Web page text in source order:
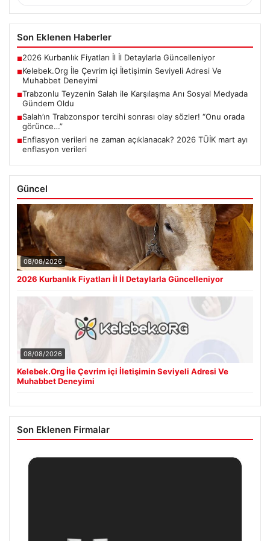
Son Eklenen Haberler
■2026 Kurbanlık Fiyatları İl İl Detaylarla Güncelleniyor
■Kelebek.Org İle Çevrim içi İletişimin Seviyeli Adresi Ve
Muhabbet Deneyimi
■Trabzonlu Teyzenin Salah ile Karşılaşma Anı Sosyal Medyada
Gündem Oldu
■Salah’ın Trabzonspor tercihi sonrası olay sözler! “Onu orada
görünce…”
■Enflasyon verileri ne zaman açıklanacak? 2026 TÜİK mart ayı
enflasyon verileri
Güncel
08/08/2026
2026 Kurbanlık Fiyatları İl İl Detaylarla Güncelleniyor
08/08/2026
Kelebek.Org İle Çevrim içi İletişimin Seviyeli Adresi Ve
Muhabbet Deneyimi
Son Eklenen Firmalar